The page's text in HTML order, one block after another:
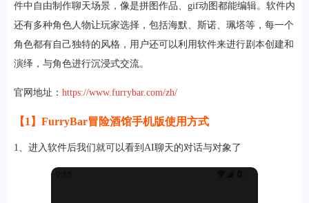
件中自由制作聊天场景，像是拼图作品、gif动图都能编辑。软件内
还有多种角色人物让玩家选择，包括海默、斯诺、珮塔等，每一个
角色都有自己独特的风格，用户还可以利用软件来进行剧本创建和
演绎，与角色进行沉浸式交流。
官网地址： https://www.furrybar.com/zh/
【1】FurryBar冒险酒馆手机版使用方式
1、进入软件后我们就可以看到AI聊天的对话与对象了